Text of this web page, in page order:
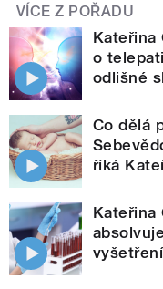
VÍCE Z POŘADU
Kateřina
o
odlišné
Co dělá
říká
Kateřina